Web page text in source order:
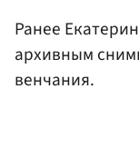
Ранее
архивным
венчания.